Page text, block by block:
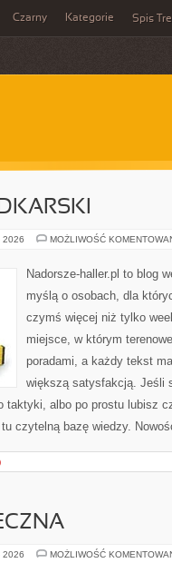
Czarny Kategorie Spis
2026 MOŻLIWOŚĆ
Nadorsze-haller.pl to blog
myślą o osobach, dla
czymś więcej niż tylko
miejsce, w którym
poradami, a każdy tekst
większą satysfakcją. Jeśli
taktyki, albo po prostu lubisz
czytelną bazę wiedzy.
2026 MOŻLIWOŚĆ